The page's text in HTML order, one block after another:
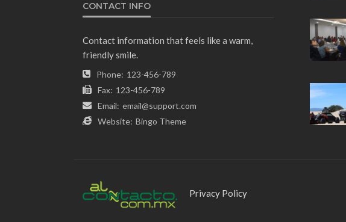
CONTACT INFO
Contact information that feels like a warm,
friendly smile.
Phone: 123-456-789
Fax: 123-456-789
Email: email@support.com
Website: Bingo Theme
Privacy Policy